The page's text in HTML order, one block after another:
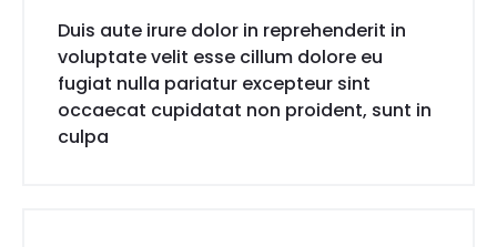
Duis aute irure dolor in reprehenderit in
voluptate velit esse cillum dolore eu
fugiat nulla pariatur excepteur sint
occaecat cupidatat non proident, sunt in
culpa